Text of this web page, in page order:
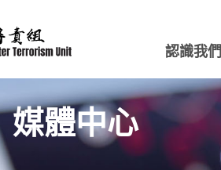
認識我們
媒體中心